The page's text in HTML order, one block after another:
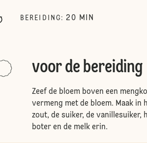
BEREIDING : 20 MIN
voor de bereiding
Zeef de bloem boven een
vermeng met de bloem. Maak in
zout, de suiker, de vanillesuiker,
boter en de melk erin.